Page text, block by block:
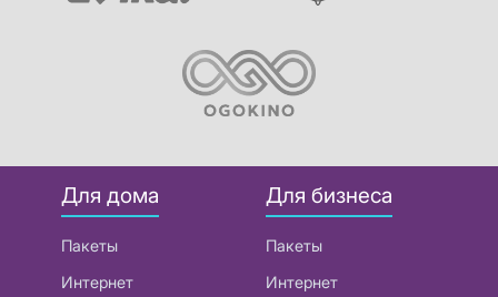
Для дома
Пакеты
Интернет
Для бизнеса
Пакеты
Интернет